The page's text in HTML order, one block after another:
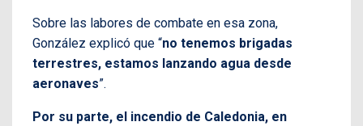
Sobre las labores de combate en esa zona,
González explicó que “no tenemos brigadas
terrestres, estamos lanzando agua desde
aeronaves”.
Por su parte, el incendio de Caledonia, en